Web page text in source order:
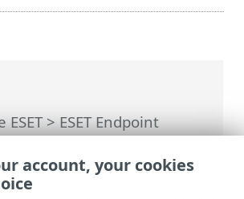
>ESET Endpoint
avançada>
usuário> Elementos da
account, your cookies